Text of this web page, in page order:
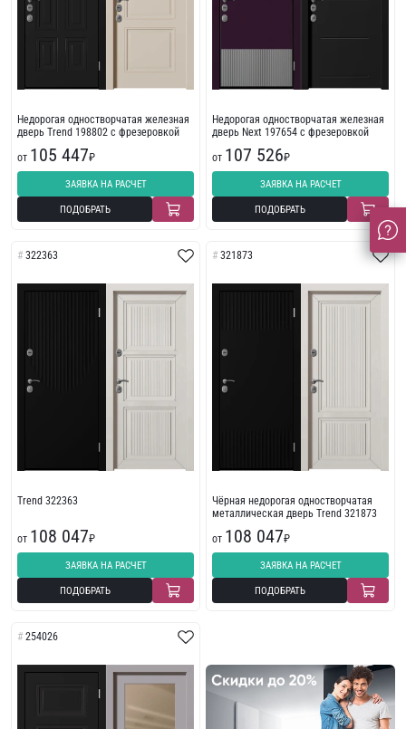
Недорогая одностворчатая железная
дверь Trend 198802 с фрезеровкой
от 105 447₽
ЗАЯВКА НА РАСЧЕТ
ПОДОБРАТЬ
Недорогая одностворчатая железная
дверь Next 197654 с фрезеровкой
от 107 526₽
ЗАЯВКА НА РАСЧЕТ
ПОДОБРАТЬ
322363
Trend 322363
от 108 047₽
ЗАЯВКА НА РАСЧЕТ
ПОДОБРАТЬ
321873
Чёрная недорогая одностворчатая
металлическая дверь Trend 321873
от 108 047₽
ЗАЯВКА НА РАСЧЕТ
ПОДОБРАТЬ
254026